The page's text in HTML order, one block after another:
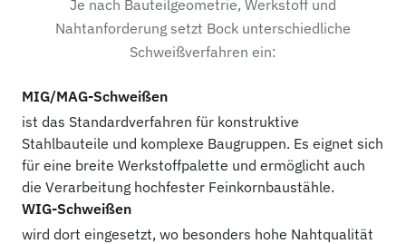
Je nach Bauteilgeometrie, Werkstoff und
Nahtanforderung setzt Bock unterschiedliche
Schweißverfahren ein:
MIG/MAG-Schweißen
ist das Standardverfahren für konstruktive
Stahlbauteile und komplexe Baugruppen. Es eignet sich
für eine breite Werkstoffpalette und ermöglicht auch
die Verarbeitung hochfester Feinkornbaustähle.
WIG-Schweißen
wird dort eingesetzt, wo besonders hohe Nahtqualität